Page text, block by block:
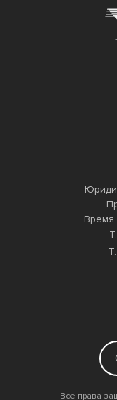
Время
Все права